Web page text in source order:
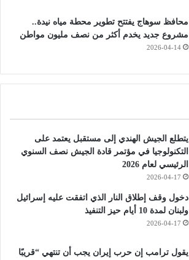
محافظ سوهاج يفتتح تطوير محطة مياه نيدة..
مشروع جديد يخدم أكثر من نصف مليون مواطن
2026-04-14
يتطلع الجيش الهندي إلى مستقبل يعتمد على
التكنولوجيا في مؤتمر قادة الجيش نصف السنوي
الرئيسي لعام 2026
2026-04-17
دخول وقف إطلاق النار الذي اتفقت عليه إسرائيل
ولبنان لمدة 10 أيام حيز التنفيذ
2026-04-17
يقول ترامب إن حرب إيران يجب أن تنتهي “قريبًا